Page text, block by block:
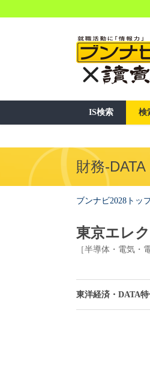
IS検索 検
財務-DATA
ブンナビ2028トッ
東京エレ
［半導体・電気・
東洋経済・DATA